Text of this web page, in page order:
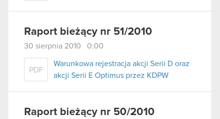
Raport bieżący nr 51/2010
30 sierpnia 2010 0:00
PDF
Warunkowa rejestracja akcji Serii D oraz
akcji Serii E Optimus przez KDPW
Raport bieżący nr 50/2010